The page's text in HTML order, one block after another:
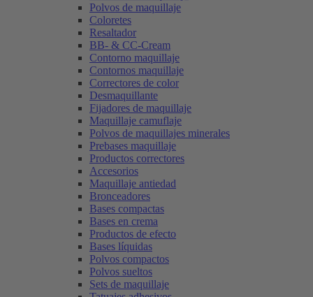
Polvos de maquillaje
Coloretes
Resaltador
BB- & CC-Cream
Contorno maquillaje
Contornos maquillaje
Correctores de color
Desmaquillante
Fijadores de maquillaje
Maquillaje camuflaje
Polvos de maquillajes minerales
Prebases maquillaje
Productos correctores
Accesorios
Maquillaje antiedad
Bronceadores
Bases compactas
Bases en crema
Productos de efecto
Bases líquidas
Polvos compactos
Polvos sueltos
Sets de maquillaje